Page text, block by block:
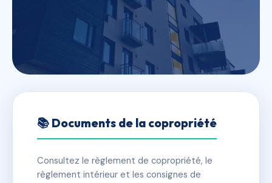
Résidence COTE FAC
✓ Immatriculée 🏠 42 lots 🏗 1 bâtiment(s)
📚 Documents de la copropriété
Consultez le règlement de copropriété, le
règlement intérieur et les consignes de